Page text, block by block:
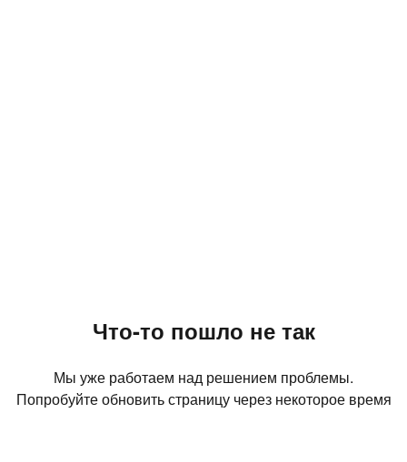
Что-то пошло не так
Мы уже работаем над решением проблемы.
Попробуйте обновить страницу через некоторое время